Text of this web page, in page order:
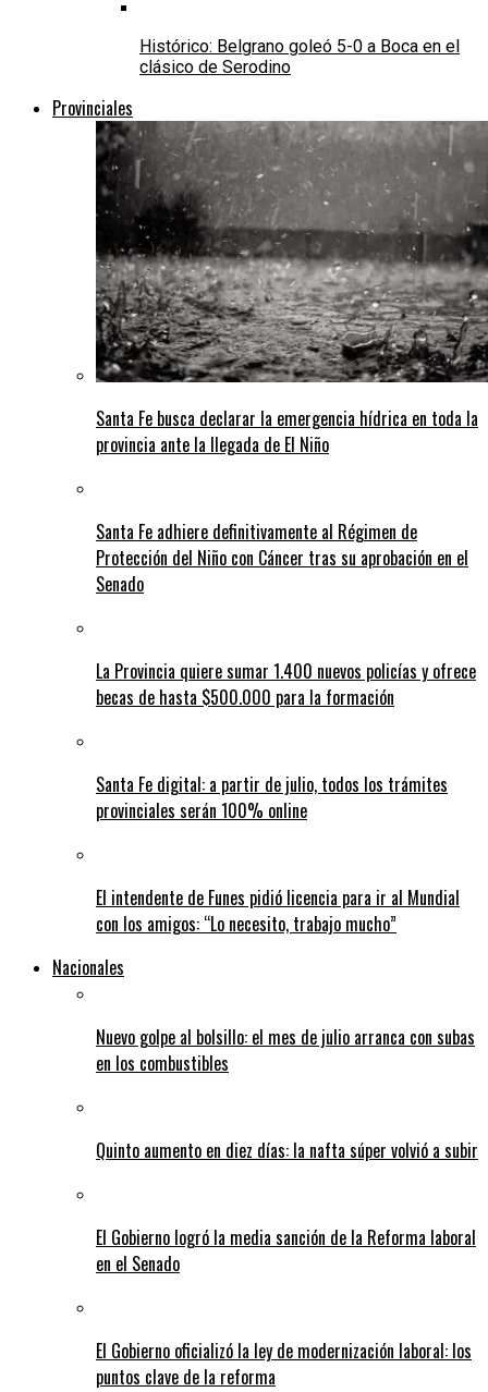
Histórico: Belgrano goleó 5-0 a Boca en el
clásico de Serodino
Provinciales
Santa Fe busca declarar la emergencia hídrica en toda la
provincia ante la llegada de El Niño
Santa Fe adhiere definitivamente al Régimen de
Protección del Niño con Cáncer tras su aprobación en el
Senado
La Provincia quiere sumar 1.400 nuevos policías y ofrece
becas de hasta $500.000 para la formación
Santa Fe digital: a partir de julio, todos los trámites
provinciales serán 100% online
El intendente de Funes pidió licencia para ir al Mundial
con los amigos: “Lo necesito, trabajo mucho”
Nacionales
Nuevo golpe al bolsillo: el mes de julio arranca con subas
en los combustibles
Quinto aumento en diez días: la nafta súper volvió a subir
El Gobierno logró la media sanción de la Reforma laboral
en el Senado
El Gobierno oficializó la ley de modernización laboral: los
puntos clave de la reforma